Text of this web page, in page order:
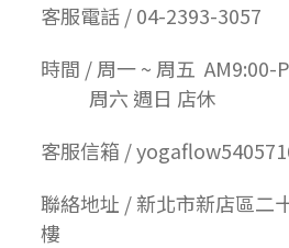
客服電話 / 04-2393-3057
時間 / 周一 ~ 周五 AM9:00-
周六 週日 店休
客服信箱 /
聯絡地址 / 新北市新店區二
樓